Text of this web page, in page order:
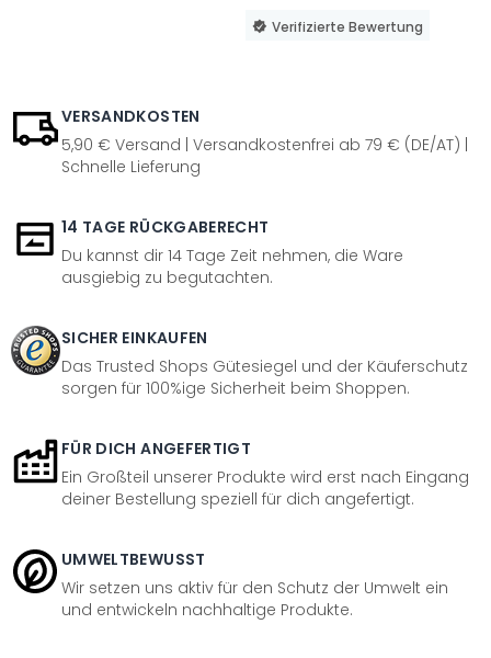
Verifizierte Bewertung
VERSANDKOSTEN
5,90 € Versand | Versandkostenfrei ab 79 € (DE/AT) |
Schnelle Lieferung
14 TAGE RÜCKGABERECHT
Du kannst dir 14 Tage Zeit nehmen, die Ware
ausgiebig zu begutachten.
SICHER EINKAUFEN
Das Trusted Shops Gütesiegel und der Käuferschutz
sorgen für 100%ige Sicherheit beim Shoppen.
FÜR DICH ANGEFERTIGT
Ein Großteil unserer Produkte wird erst nach Eingang
deiner Bestellung speziell für dich angefertigt.
UMWELTBEWUSST
Wir setzen uns aktiv für den Schutz der Umwelt ein
und entwickeln nachhaltige Produkte.